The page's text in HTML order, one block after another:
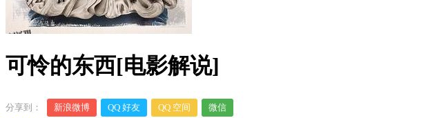
可怜的东西[电影解说]
分享到： 新浪微博 QQ 好友 QQ 空间 微信